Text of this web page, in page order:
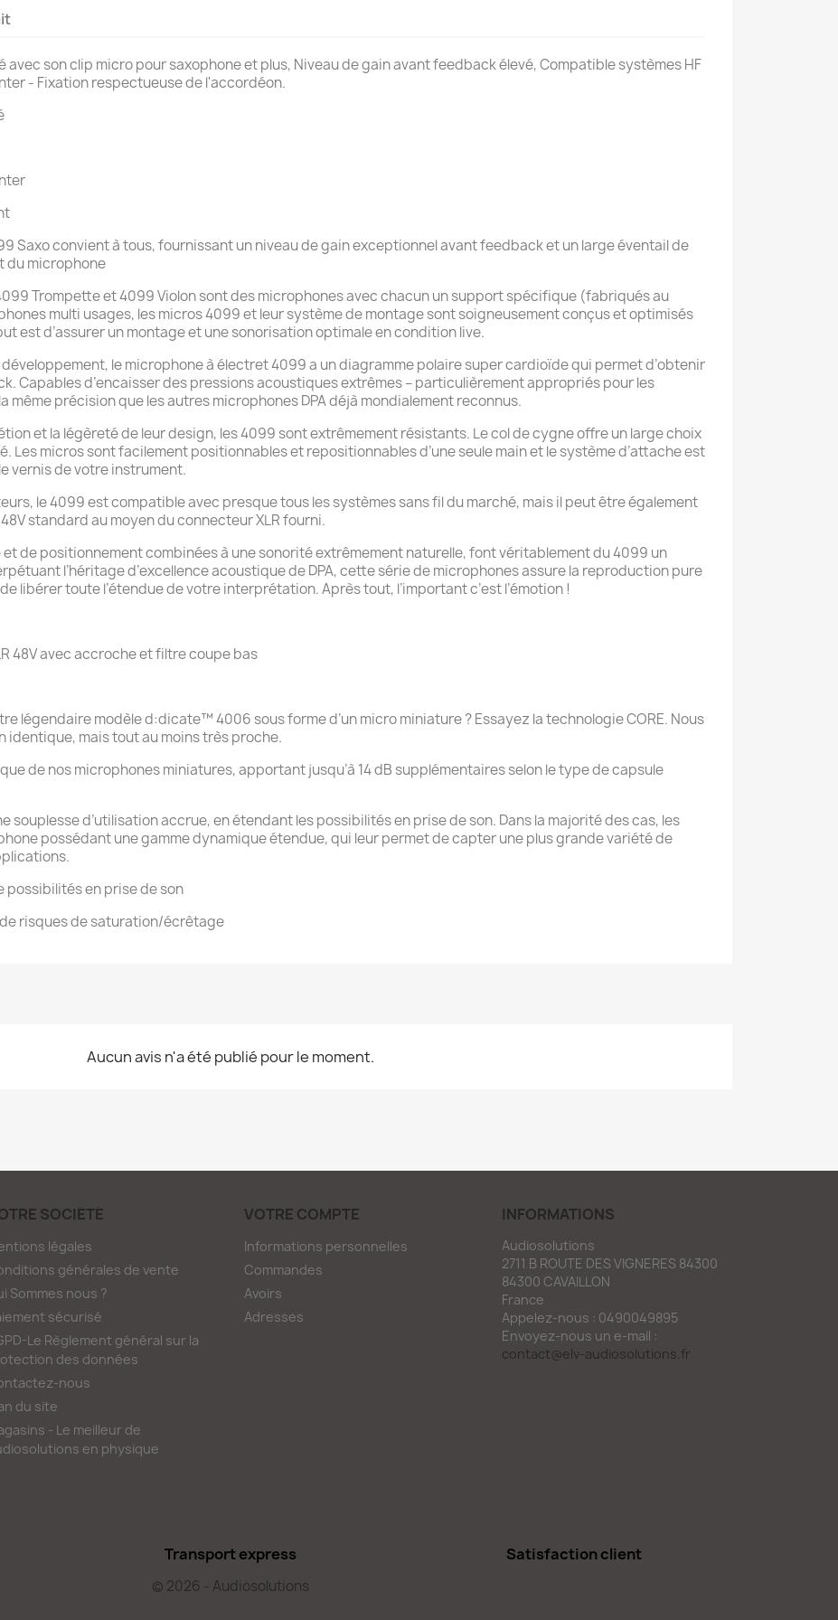
avec son clip micro pour saxophone et plus, Niveau de gain avant feedback élevé, Compatible systèmes HF
- Fixation respectueuse de l'accordéon.
Saxo convient à tous, fournissant un niveau de gain exceptionnel avant feedback et un large éventail de
du microphone
Trompette et 4099 Violon sont des microphones avec chacun un support spécifique (fabriqués au
multi usages, les micros 4099 et leur système de montage sont soigneusement conçus et optimisés
est d’assurer un montage et une sonorisation optimale en condition live.
le microphone à électret 4099 a un diagramme polaire super cardioïde qui permet d’obtenir
Capables d’encaisser des pressions acoustiques extrêmes – particulièrement appropriés pour les
précision que les autres microphones DPA déjà mondialement reconnus.
et la légèreté de leur design, les 4099 sont extrêmement résistants. Le col de cygne offre un large choix
micros sont facilement positionnables et repositionnables d’une seule main et le système d’attache est
vernis de votre instrument.
le 4099 est compatible avec presque tous les systèmes sans fil du marché, mais il peut être également
standard au moyen du connecteur XLR fourni.
de positionnement combinées à une sonorité extrêmement naturelle, font véritablement du 4099 un
l’héritage d’excellence acoustique de DPA, cette série de microphones assure la reproduction pure
libérer toute l’étendue de votre interprétation. Après tout, l’important c’est l’émotion !
avec accroche et filtre coupe bas
légendaire modèle d:dicate™ 4006 sous forme d’un micro miniature ? Essayez la technologie CORE. Nous
identique, mais tout au moins très proche.
de nos microphones miniatures, apportant jusqu’à 14 dB supplémentaires selon le type de capsule
souplesse d’utilisation accrue, en étendant les possibilités en prise de son. Dans la majorité des cas, les
possédant une gamme dynamique étendue, qui leur permet de capter une plus grande variété de
possibilités en prise de son
risques de saturation/écrêtage
Aucun avis n'a été publié pour le moment.
SOCIÉTÉ
légales
générales de vente
Sommes nous ?
sécurisé
Le Règlement général sur la
des données
nous
du site
- Le meilleur de
en physique
VOTRE COMPTE
Informations personnelles
Commandes
Avoirs
Adresses
INFORMATIONS
Audiosolutions
2711 B ROUTE DES VIGNERES 84300
84300 CAVAILLON
France
Appelez-nous : 0490049895
Envoyez-nous un e-mail :
contact@elv-audiosolutions.fr
Transport express Satisfaction client
© 2026 - Audiosolutions